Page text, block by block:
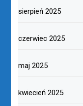
sierpień 2025
czerwiec 2025
maj 2025
kwiecień 2025